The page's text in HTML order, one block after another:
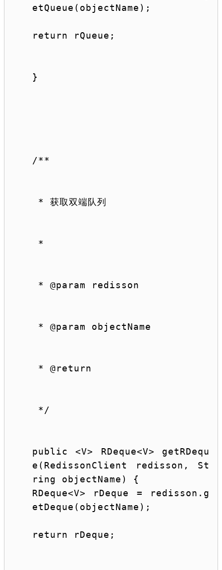
etQueue(objectName);
return rQueue;
}
/**
* 获取双端队列
*
* @param redisson
* @param objectName
* @return
*/
public <V> RDeque<V> getRDequ
e(RedissonClient redisson, St
ring objectName) {
RDeque<V> rDeque = redisson.g
etDeque(objectName);
return rDeque;